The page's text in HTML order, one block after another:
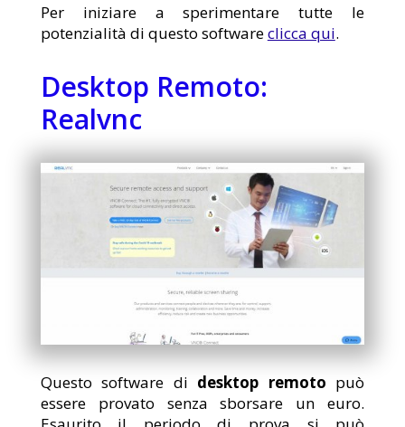
Per iniziare a sperimentare tutte le
potenzialità di questo softwareclicca qui.
Desktop Remoto:
Realvnc
Questo software di desktop remoto può
essere provato senza sborsare un euro.